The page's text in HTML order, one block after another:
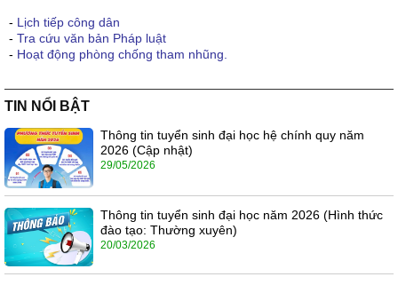
- Lịch tiếp công dân
- Tra cứu văn bản Pháp luật
- Hoạt động phòng chống tham nhũng.
TIN NỔI BẬT
Thông tin tuyển sinh đại học hệ chính quy năm
2026 (Cập nhật)
29/05/2026
Thông tin tuyển sinh đại học năm 2026 (Hình thức
đào tạo: Thường xuyên)
20/03/2026